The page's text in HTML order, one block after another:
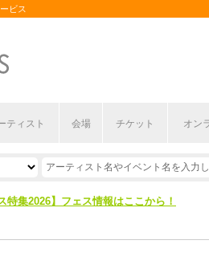
ビス
ティスト 会場 チケット オン
動員ランキング】2026年上半期編発表！
特集2026】フェス情報はここから！